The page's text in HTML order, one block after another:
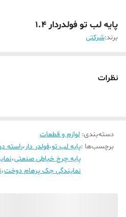
پایه لب تو فولدردار 1.4
برند:شرکتی
نظرات
دسته‌بندی: لوازم و قطعات
برچسب‌ها :پایه لب تو،فولدر دار،راسته
پایه چرخ خیاطی صنعتی،
نمایندگی جک پرهام دوخت،